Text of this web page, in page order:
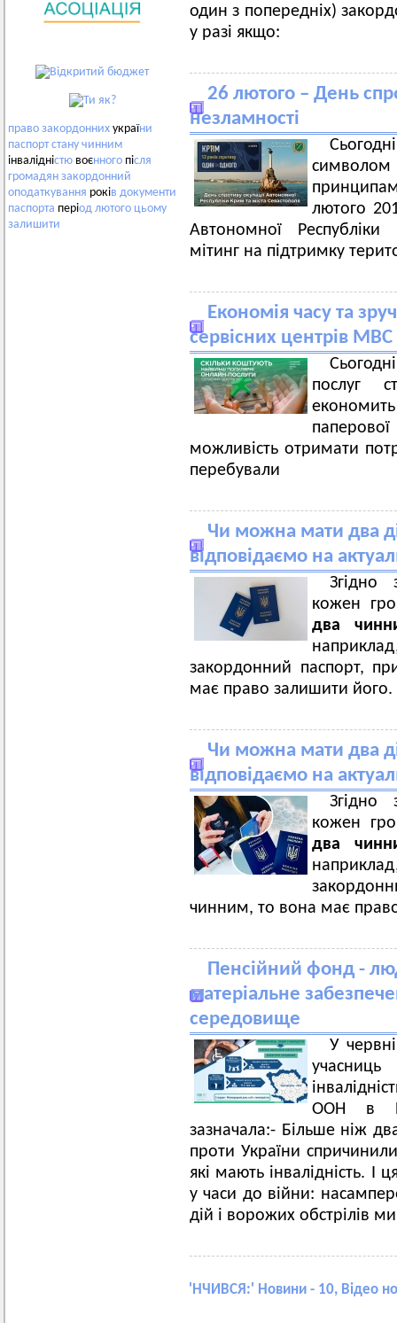
право закордонних україни
паспорт стану чинним
інвалідністю воєнного після
громадян закордонний
оподаткування років документи
паспорта період лютого цьому
залишити
один з попередніх)
у разі якщо:
26 лютого – День
незламності
символом
лютого
Автономної
мітинг на підтримку
Економія часу та
сервісних центрів
послуг
можливість отримати
перебували
Чи можна мати два
відповідаємо на
Згідно
кожен
два
закордонний паспорт,
має право залишити його.
Чи можна мати два
відповідаємо на
Згідно
кожен
два
чинним, то вона має
Пенсійний фонд -
матеріальне
середовище
У
ООН в
зазначала:- Більше ніж
проти України
які мають інвалідність. І
у часи до війни:
дій і ворожих обстрілів
' НЧИВСЯ:' Новини - 10, Відео